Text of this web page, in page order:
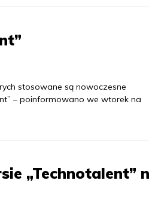
stosowane są nowoczesne
– poinformowano we wtorek na
„Technotalent”